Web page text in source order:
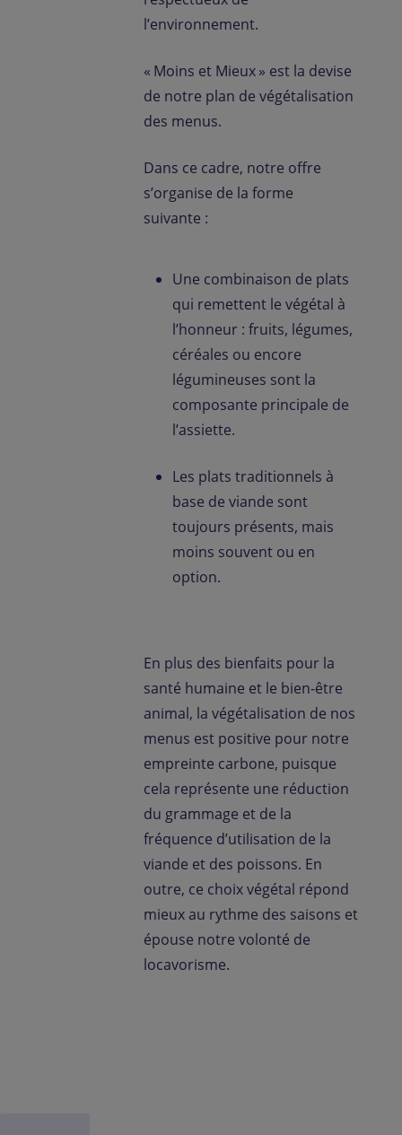
l’environnement.
« Moins et Mieux » est la devise
de notre plan de végétalisation
des menus.
Dans ce cadre, notre offre
s’organise de la forme
suivante :
Une combinaison de plats
qui remettent le végétal à
l’honneur : fruits, légumes,
céréales ou encore
légumineuses sont la
composante principale de
l’assiette.
Les plats traditionnels à
base de viande sont
toujours présents, mais
moins souvent ou en
option.
En plus des bienfaits pour la
santé humaine et le bien-être
animal, la végétalisation de nos
menus est positive pour notre
empreinte carbone, puisque
cela représente une réduction
du grammage et de la
fréquence d’utilisation de la
viande et des poissons. En
outre, ce choix végétal répond
mieux au rythme des saisons et
épouse notre volonté de
locavorisme.